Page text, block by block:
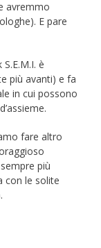
avremmo
E pare
è
più avanti) e fa
in cui possono
fare altro
più
con le solite